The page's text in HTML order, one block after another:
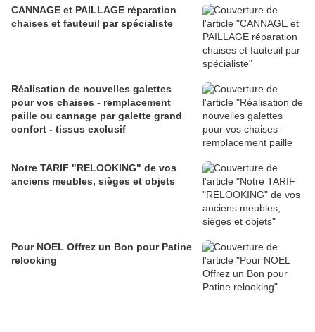
CANNAGE et PAILLAGE réparation
chaises et fauteuil par spécialiste
Réalisation de nouvelles galettes
pour vos chaises - remplacement
paille ou cannage par galette grand
confort - tissus exclusif
Notre TARIF "RELOOKING" de vos
anciens meubles, sièges et objets
Pour NOEL Offrez un Bon pour Patine
relooking